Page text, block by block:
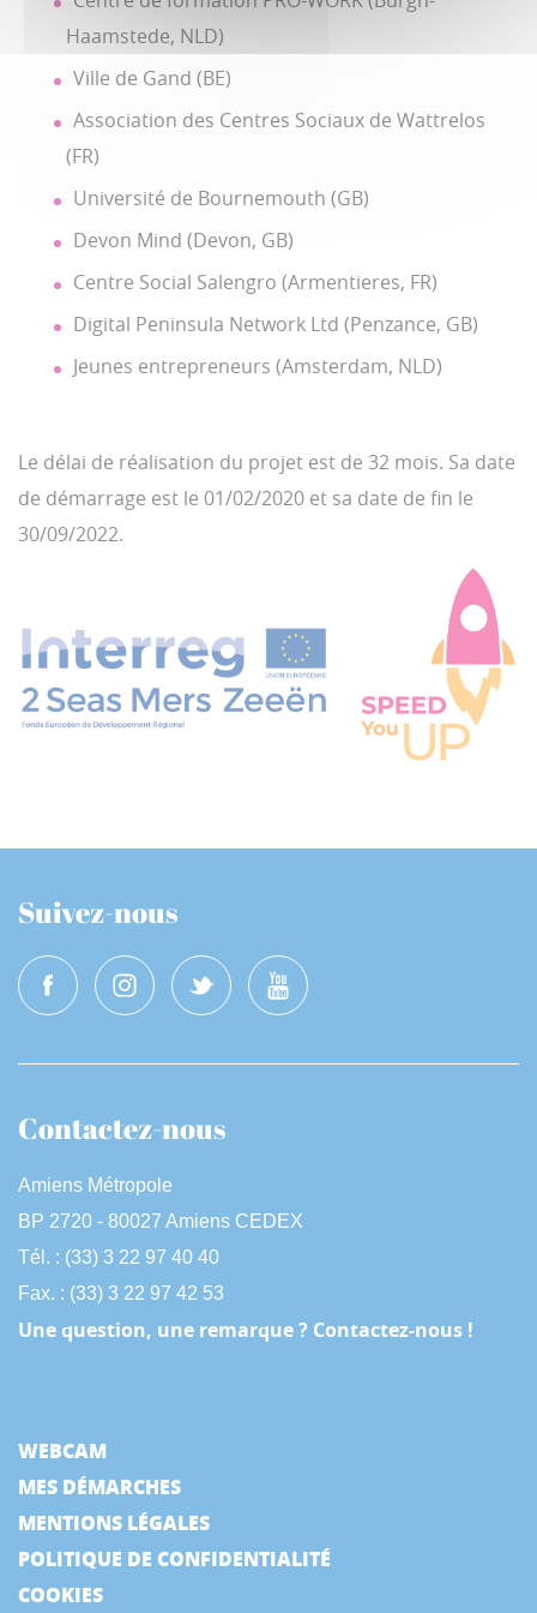
Haamstede, NLD)
Ville de Gand (BE)
Association des Centres Sociaux de Wattrelos
(FR)
Université de Bournemouth (GB)
Devon Mind (Devon, GB)
Centre Social Salengro (Armentieres, FR)
Digital Peninsula Network Ltd (Penzance, GB)
Jeunes entrepreneurs (Amsterdam, NLD)
Le délai de réalisation du projet est de 32 mois. Sa date
de démarrage est le 01/02/2020 et sa date de fin le
30/09/2022.
Suivez-nous
Contactez-nous
Amiens Métropole
BP 2720 - 80027 Amiens CEDEX
Tél. : (33) 3 22 97 40 40
Fax. : (33) 3 22 97 42 53
Une question, une remarque ? Contactez-nous !
WEBCAM
MES DÉMARCHES
MENTIONS LÉGALES
POLITIQUE DE CONFIDENTIALITÉ
COOKIES